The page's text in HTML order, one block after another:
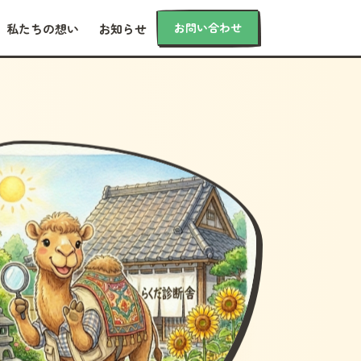
私たちの想い お知らせ お問い合わせ